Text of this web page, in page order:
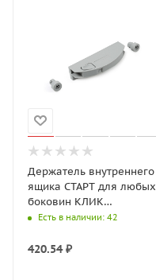
Держатель внутреннего
ящика СТАРТ для любых
боковин КЛИК
SBH100/GR
Есть в наличии: 42
420.54₽